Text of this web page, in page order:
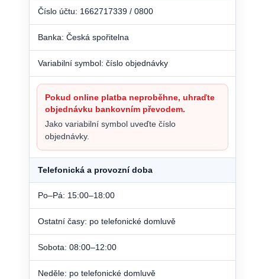
Číslo účtu: 1662717339 / 0800
Banka: Česká spořitelna
Variabilní symbol: číslo objednávky
Pokud online platba neproběhne, uhraďte
objednávku bankovním převodem.
Jako variabilní symbol uveďte číslo
objednávky.
Telefonická a provozní doba
Po–Pá: 15:00–18:00
Ostatní časy: po telefonické domluvě
Sobota: 08:00–12:00
Neděle: po telefonické domluvě